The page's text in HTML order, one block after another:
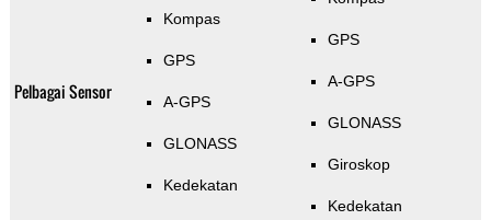
Pelbagai Sensor
Kompas
GPS
A-GPS
GLONASS
Kedekatan
GPS
A-GPS
GLONASS
Giroskop
Kedekatan